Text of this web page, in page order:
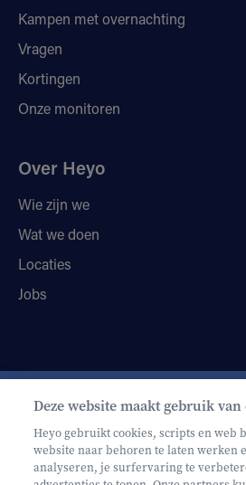
Kampen met overnachting
Vragen
Kortingen
Onze monitoren
Over Heyo
Wie zijn we
Wat we doen
Locaties
Jobs
Schrijf je in op onze
Deze website maakt gebruik
Heyo gebruikt cookies, scripts en web
website naar behoren te laten werken
analyseren, je surfervaring te